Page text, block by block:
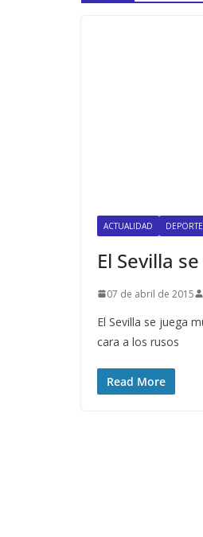
ACTUALIDAD DEPORTE
El Sevilla
07 de abril de 2015
El Sevilla se juega
cara a los rusos
Read More